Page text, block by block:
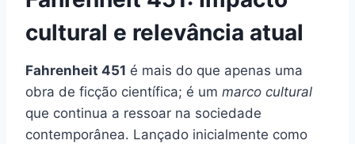
cultural e relevância atual
Fahrenheit 451 é mais do que apenas uma
obra de ficção científica; é um marco cultural
que continua a ressoar na sociedade
contemporânea. Lançado inicialmente como